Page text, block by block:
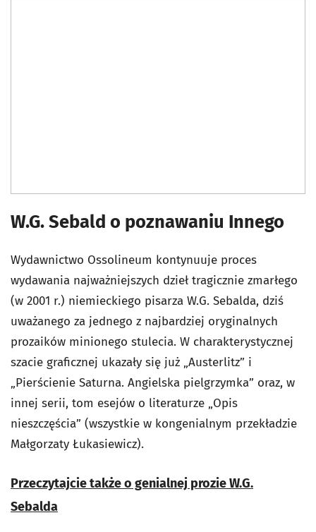
W.G. Sebald o poznawaniu Innego
Wydawnictwo Ossolineum kontynuuje proces
wydawania najważniejszych dzieł tragicznie zmarłego
(w 2001 r.) niemieckiego pisarza W.G. Sebalda, dziś
uważanego za jednego z najbardziej oryginalnych
prozaików minionego stulecia. W charakterystycznej
szacie graficznej ukazały się już „Austerlitz” i
„Pierścienie Saturna. Angielska pielgrzymka” oraz, w
innej serii, tom esejów o literaturze „Opis
nieszczęścia” (wszystkie w kongenialnym przekładzie
Małgorzaty Łukasiewicz).
Przeczytajcie także o genialnej prozie W.G.
Sebalda